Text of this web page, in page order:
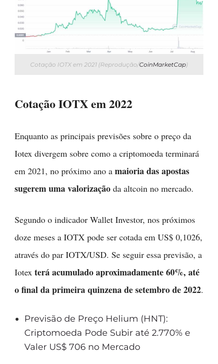
Cotação IOTX em 2021 (Reprodução/CoinMarketCap)
Cotação IOTX em 2022
Enquanto as principais previsões sobre o preço da
Iotex divergem sobre como a criptomoeda terminará
em 2021, no próximo ano a maioria das apostas
sugerem uma valorização da altcoin no mercado.
Segundo o indicador Wallet Investor, nos próximos
doze meses a IOTX pode ser cotada em US$ 0,1026,
através do par IOTX/USD. Se seguir essa previsão, a
Iotex terá acumulado aproximadamente 60%, até
o final da primeira quinzena de setembro de 2022.
Previsão de Preço Helium (HNT):
Criptomoeda Pode Subir até 2.770% e
Valer US$ 706 no Mercado